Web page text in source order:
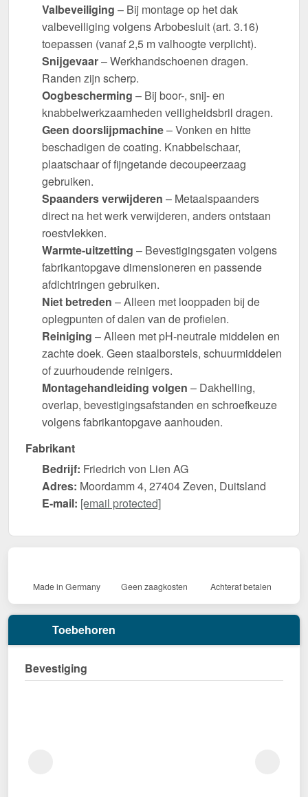
Valbeveiliging – Bij montage op het dak
valbeveiliging volgens Arbobesluit (art. 3.16)
toepassen (vanaf 2,5 m valhoogte verplicht).
Snijgevaar– Werkhandschoenen dragen.
Randen zijn scherp.
Oogbescherming – Bij boor-, snij- en
knabbelwerkzaamheden veiligheidsbril dragen.
Geen doorslijpmachine– Vonken en hitte
beschadigen de coating. Knabbelschaar,
plaatschaar of fijngetande decoupeerzaag
gebruiken.
Spaanders verwijderen – Metaalspaanders
direct na het werk verwijderen, anders ontstaan
roestvlekken.
Warmte-uitzetting – Bevestigingsgaten volgens
fabrikantopgave dimensioneren en passende
afdichtringen gebruiken.
Niet betreden – Alleen met looppaden bij de
oplegpunten of dalen van de profielen.
Reiniging – Alleen met pH-neutrale middelen en
zachte doek. Geen staalborstels, schuurmiddelen
of zuurhoudende reinigers.
Montagehandleiding volgen – Dakhelling,
overlap, bevestigingsafstanden en schroefkeuze
volgens fabrikantopgave aanhouden.
Fabrikant
Bedrijf: Friedrich von Lien AG
Adres: Moordamm 4, 27404 Zeven, Duitsland
E-mail: [email protected]
Made in Germany Geen zaagkosten Achteraf betalen
Toebehoren
Bevestiging